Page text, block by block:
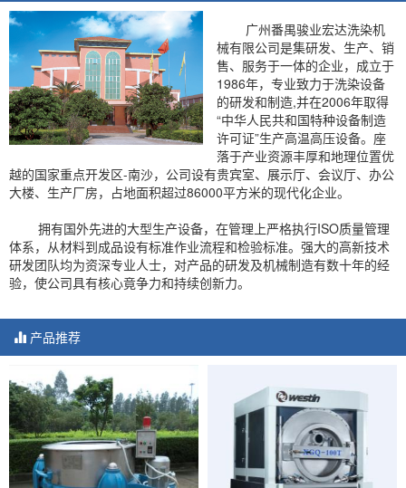
广州番禺骏业宏达洗染机
械有限公司是集研发、生产、销
售、服务于一体的企业，成立于
1986年，专业致力于洗染设备
的研发和制造,并在2006年取得
“中华人民共和国特种设备制造
许可证”生产高温高压设备。座
落于产业资源丰厚和地理位置优
越的国家重点开发区-南沙，公司设有贵宾室、展示厅、会议厅、办公
大楼、生产厂房，占地面积超过86000平方米的现代化企业。
拥有国外先进的大型生产设备，在管理上严格执行ISO质量管理
体系，从材料到成品设有标准作业流程和检验标准。强大的高新技术
研发团队均为资深专业人士，对产品的研发及机械制造有数十年的经
验，使公司具有核心竟争力和持续创新力。
产品推荐